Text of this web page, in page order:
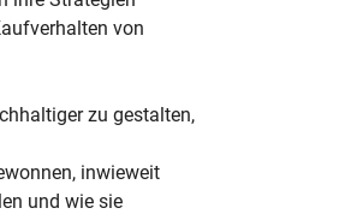
von
zu gestalten,
inwieweit
und wie sie